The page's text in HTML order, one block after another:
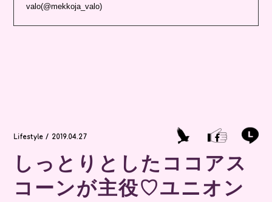
valo(@mekkoja_valo)
Lifestyle / 2019.04.27
しっとりとしたココアス
コーンが主役♡ユニオン